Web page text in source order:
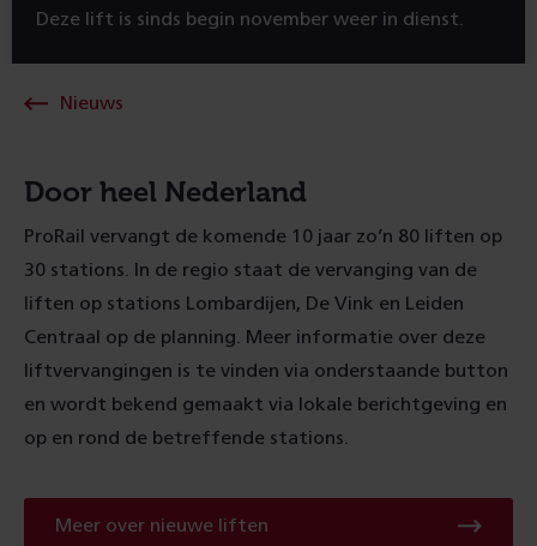
Deze lift is sinds begin november weer in dienst.
Nieuws
Door heel Nederland
ProRail vervangt de komende 10 jaar zo’n 80 liften op
30 stations. In de regio staat de vervanging van de
liften op stations Lombardijen, De Vink en Leiden
Centraal op de planning. Meer informatie over deze
liftvervangingen is te vinden via onderstaande button
en wordt bekend gemaakt via lokale berichtgeving en
op en rond de betreffende stations.
Meer over nieuwe liften